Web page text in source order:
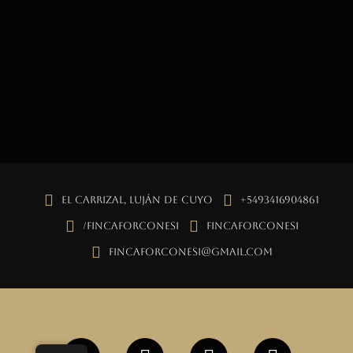
El Carrizal, Luján de Cuyo +5493416904861
/fincaforconesi fincaforconesi
fincaforconesi@gmail.com